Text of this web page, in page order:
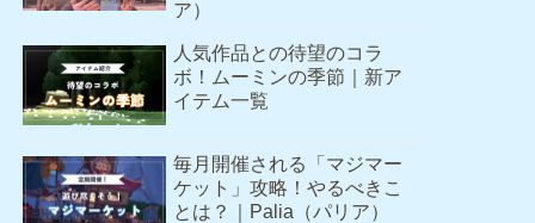
ア）
人気作品との待望のコラ
ボ！ムーミンの季節｜新ア
イテム一覧
毎月開催される「マジマー
ケット」攻略！やるべきこ
とは？｜Palia（パリア）